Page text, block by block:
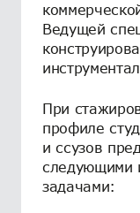
Ведущей
При
профиле
и ссузов
следующими
задачами: